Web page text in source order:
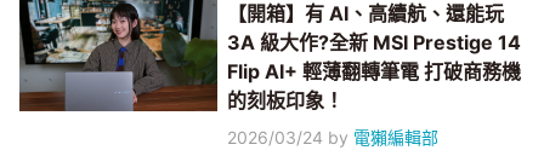
【開箱】有 AI、高續航、還能玩
3A 級大作?全新 MSI Prestige 14
Flip AI+ 輕薄翻轉筆電 打破商務機
的刻板印象！
2026/03/24 by 電獺編輯部